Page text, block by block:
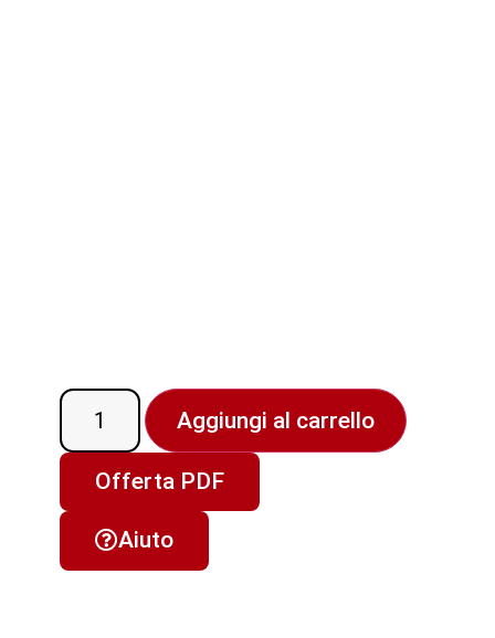
Aggiungi al carrello
Offerta PDF
Aiuto